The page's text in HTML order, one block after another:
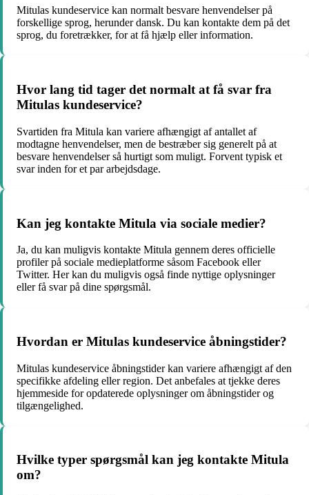
Mitulas kundeservice kan normalt besvare henvendelser på
forskellige sprog, herunder dansk. Du kan kontakte dem på det
sprog, du foretrækker, for at få hjælp eller information.
Hvor lang tid tager det normalt at få svar fra
Mitulas kundeservice?
Svartiden fra Mitula kan variere afhængigt af antallet af
modtagne henvendelser, men de bestræber sig generelt på at
besvare henvendelser så hurtigt som muligt. Forvent typisk et
svar inden for et par arbejdsdage.
Kan jeg kontakte Mitula via sociale medier?
Ja, du kan muligvis kontakte Mitula gennem deres officielle
profiler på sociale medieplatforme såsom Facebook eller
Twitter. Her kan du muligvis også finde nyttige oplysninger
eller få svar på dine spørgsmål.
Hvordan er Mitulas kundeservice åbningstider?
Mitulas kundeservice åbningstider kan variere afhængigt af den
specifikke afdeling eller region. Det anbefales at tjekke deres
hjemmeside for opdaterede oplysninger om åbningstider og
tilgængelighed.
Hvilke typer spørgsmål kan jeg kontakte Mitula
om?